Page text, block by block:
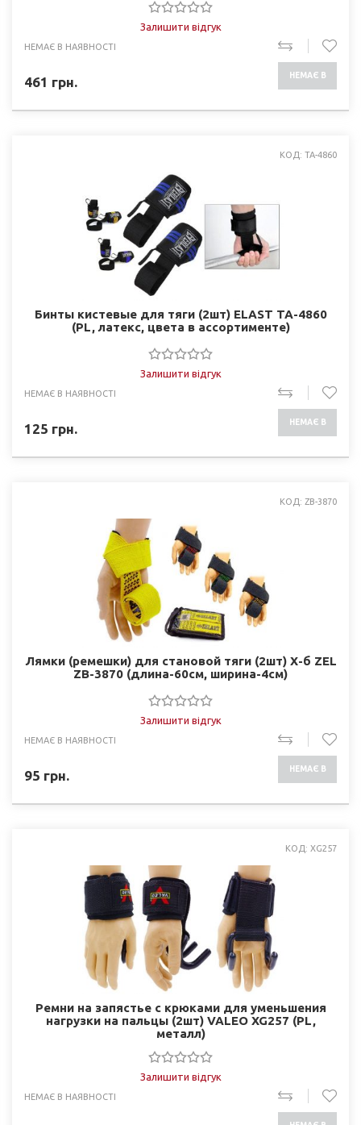
Залишити відгук
НЕМАЄ В НАЯВНОСТІ
461 грн. НЕМАЄ В
КОД: TA-4860
Бинты кистевые для тяги (2шт) ELAST TA-4860
(PL, латекс, цвета в ассортименте)
Залишити відгук
НЕМАЄ В НАЯВНОСТІ
125 грн. НЕМАЄ В
КОД: ZB-3870
Лямки (ремешки) для становой тяги (2шт) Х-б ZEL
ZB-3870 (длина-60см, ширина-4см)
Залишити відгук
НЕМАЄ В НАЯВНОСТІ
95 грн. НЕМАЄ В
КОД: XG257
Ремни на запястье с крюками для уменьшения
нагрузки на пальцы (2шт) VALEO XG257 (PL,
металл)
Залишити відгук
НЕМАЄ В НАЯВНОСТІ